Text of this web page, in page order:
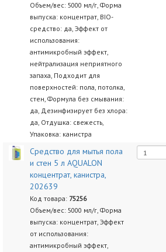
Объем/вес: 5000 мл/г, Форма
выпуска: концентрат, BIO-
средство: да, Эффект от
использования:
антимикробный эффект,
нейтрализация неприятного
запаха, Подходит для
поверхностей: пола, потолка,
стен, Формула без смывания:
да, Дезинфизирует без хлора:
да, Отдушка: свежесть,
Упаковка: канистра
Средство для мытья пола
и стен 5 л AQUALON
концентрат, канистра,
202639
Код товара: 75256
Объем/вес: 5000 мл/г, Форма
выпуска: концентрат, Эффект
от использования:
антимикробный эффект,